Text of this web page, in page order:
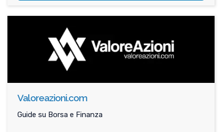
Valoreazioni.com
Guide su Borsa e Finanza